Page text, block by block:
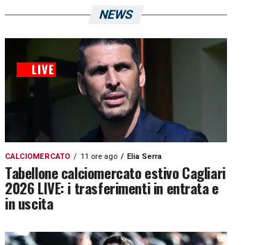
NEWS
CALCIOMERCATO 11 ore ago Elia Serra
Tabellone calciomercato estivo Cagliari
2026 LIVE: i trasferimenti in entrata e
in uscita